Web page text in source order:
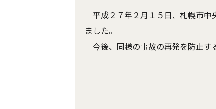
平成２７年２月１５日、札幌市中
ました。
今後、同様の事故の再発を防止す